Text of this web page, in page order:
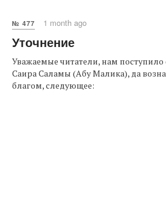
№ 477 1 month ago
Уточнение
Уважаемые читатели, нам поступило
Саира Саламы (Абу Малика), да
благом, следующее: